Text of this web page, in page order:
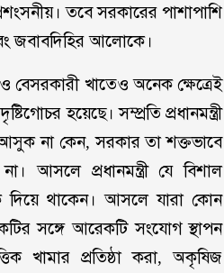
তবে সরকারের পাশাপাশি
জবাবদিহির আলোকে।
বেসরকারী খাতেও অনেক ক্ষেত্রেই
হয়েছে। সম্প্রতি প্রধানমন্ত্রী
আসুক না কেন, সরকার তা শক্তভাবে
আসলে প্রধানমন্ত্রী যে বিশাল
দিয়ে থাকেন। আসলে যারা কোন
সঙ্গে আরেকটি সংযোগ স্থাপন
খামার প্রতিষ্ঠা করা, অকৃষিজ